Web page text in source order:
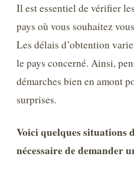
Il est essentiel de vérifier
pays où vous souhaitez
Les délais d’obtention
le pays concerné. Ainsi,
démarches bien en amont
surprises.
Voici quelques situations
nécessaire de demander